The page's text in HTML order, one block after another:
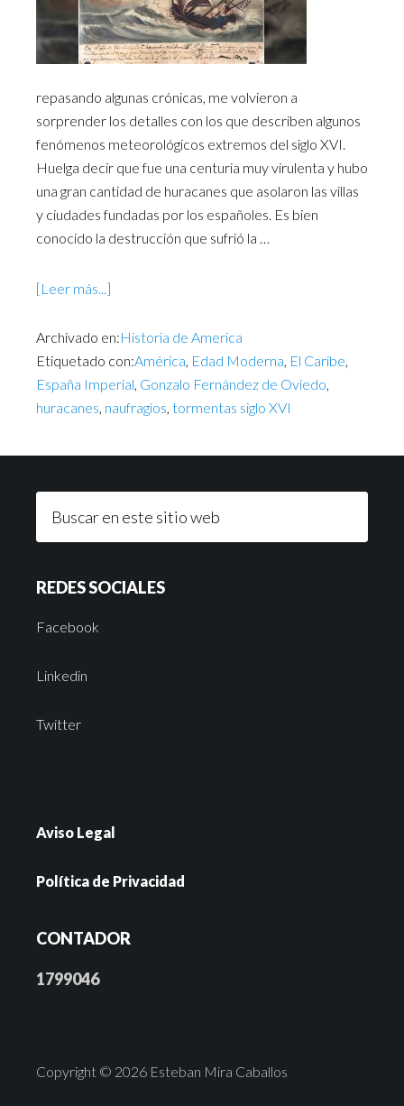
repasando algunas crónicas, me volvieron a
sorprender los detalles con los que describen algunos
fenómenos meteorológicos extremos del siglo XVI.
Huelga decir que fue una centuria muy virulenta y hubo
una gran cantidad de huracanes que asolaron las villas
y ciudades fundadas por los españoles. Es bien
conocido la destrucción que sufrió la …
[Leer más...]
Archivado en:Historia de America
Etiquetado con:América, Edad Moderna, El Caribe,
España Imperial, Gonzalo Fernández de Oviedo,
huracanes, naufragios, tormentas siglo XVI
REDES SOCIALES
Facebook
Linkedin
Twitter
Aviso Legal
Política de Privacidad
CONTADOR
1799046
Copyright © 2026 Esteban Mira Caballos